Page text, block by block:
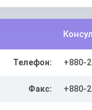
Телефон: +880-
Факс: +880-